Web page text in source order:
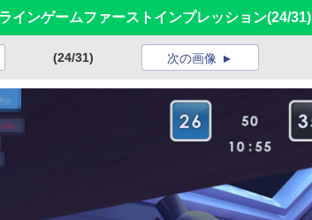
インゲームファーストインプレッション(24/31)
(24/31) 次の画像